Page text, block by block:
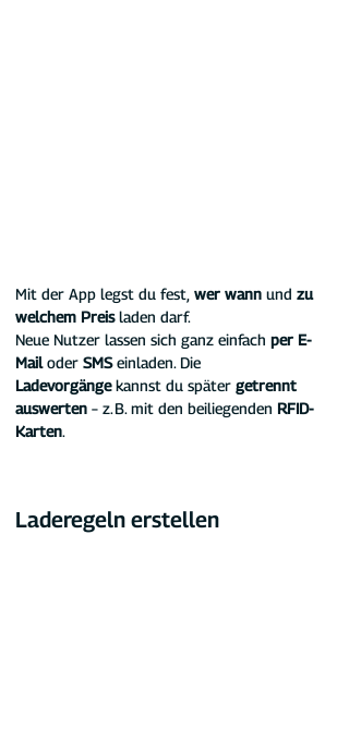
Mit der App legst du fest, wer wann und zu
welchem Preis laden darf.
Neue Nutzer lassen sich ganz einfach per E-
Mail oder SMS einladen. Die
Ladevorgänge kannst du später getrennt
auswerten – z. B. mit den beiliegenden RFID-
Karten.
Laderegeln erstellen